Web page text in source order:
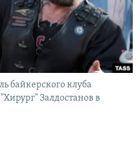
байкерского клуба
Залдостанов в